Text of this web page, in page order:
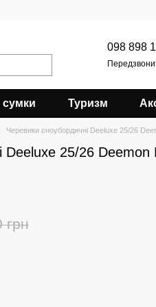
098 898
сумки Туризм
Черевики сноубордичні Deeluxe 25/26
Deeluxe 25/26 Deemon
грн